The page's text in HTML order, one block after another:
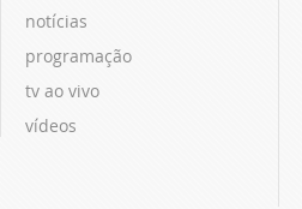
notícias
programação
tv ao vivo
vídeos